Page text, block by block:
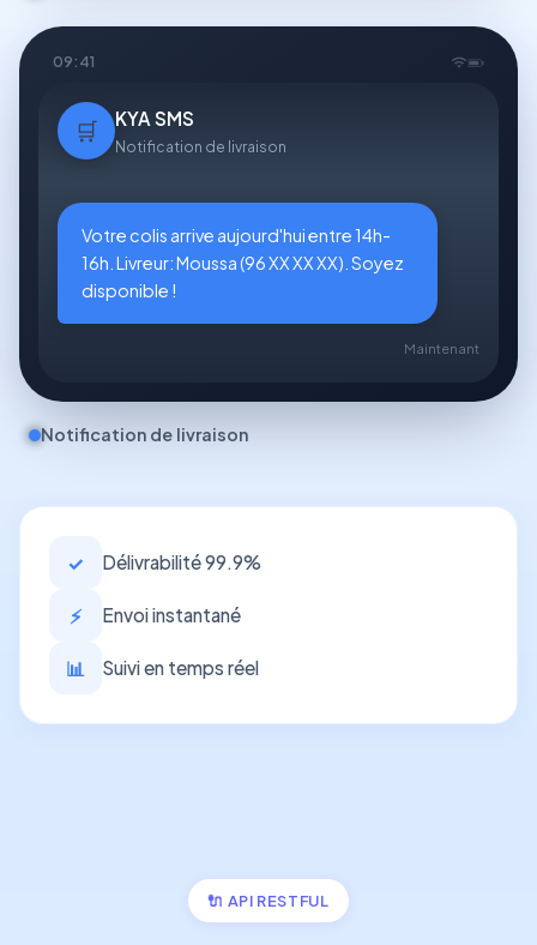
09:41
🛒 KYA SMS
Notification de livraison
Votre colis arrive aujourd'hui entre 14h-
16h. Livreur: Moussa (96 XX XX XX). Soyez
disponible !
Maintenant
Notification de livraison
✓ Délivrabilité 99.9%
⚡ Envoi instantané
📊 Suivi en temps réel
🔌 API RESTFUL